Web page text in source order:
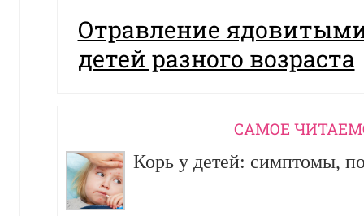
Отравление
детей разного возраста
CАМОЕ
Корь у детей: симптомы,